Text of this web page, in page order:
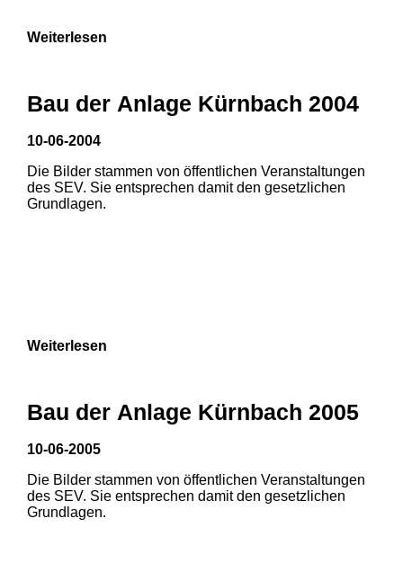
1 2 3
1 2 3
Weiterlesen
Bau der Anlage Kürnbach 2004
10-06-2004
Die Bilder stammen von öffentlichen Veranstaltungen
des SEV. Sie entsprechen damit den gesetzlichen
Grundlagen.
Weiterlesen
Bau der Anlage Kürnbach 2005
10-06-2005
Die Bilder stammen von öffentlichen Veranstaltungen
des SEV. Sie entsprechen damit den gesetzlichen
Grundlagen.